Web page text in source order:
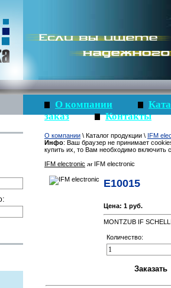
О компании
заказ
Контакты
О компании \ Каталог продукции \ IFM
Инфо: Ваш браузер не принимает
купить их, то Вам необходимо включить
IFM electronic
IFM electronic
E10015
Цена: 1 руб.
MONTZUB IF
Количество: